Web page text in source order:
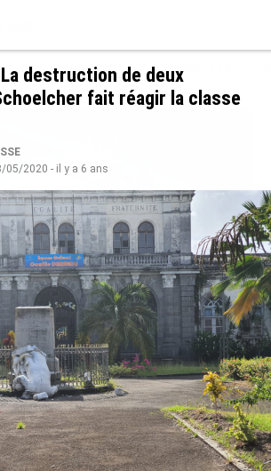
ECONOMIE SOCIÉTÉ
l’Ifremer : un engagement
Outre-mer
destruction de deux
fait réagir la classe
05/2020 - il y a 6 ans